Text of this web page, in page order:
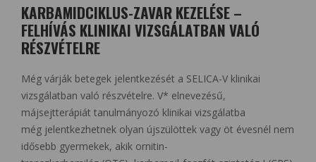
KARBAMIDCIKLUS-ZAVAR KEZELÉSE –
FELHÍVÁS KLINIKAI VIZSGÁLATBAN VALÓ
RÉSZVÉTELRE
Még várják betegek jelentkezését a SELICA-V klinikai
vizsgálatban való részvételre. V* elnevezésű,
májsejtterápiát tanulmányozó klinikai vizsgálatba
még jelentkezhetnek olyan újszülöttek vagy öt évesnél nem
idősebb gyermekek, akik ornitin-